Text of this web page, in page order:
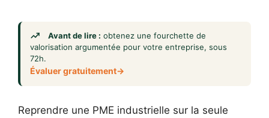
Avant de lire : obtenez une fourchette de
valorisation argumentée pour votre entreprise, sous
72h.
Évaluer gratuitement
Reprendre une PME industrielle sur la seule